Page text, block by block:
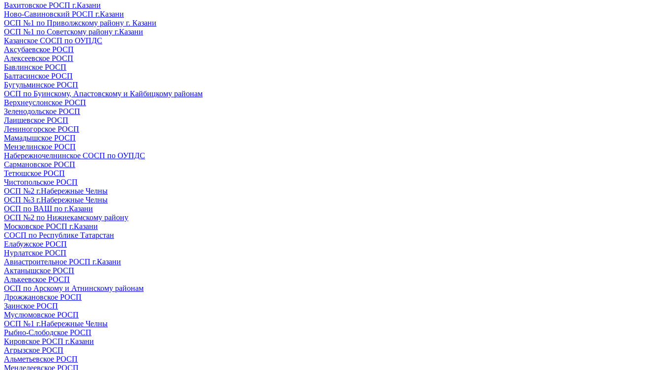
Вахитовское РОСП г.Казани
Ново-Савиновский РОСП г.Казани
ОСП №1 по Приволжскому району г. Казани
ОСП №1 по Советскому району г.Казани
Казанское СОСП по ОУПДС
Аксубаевское РОСП
Алексеевское РОСП
Бавлинское РОСП
Балтасинское РОСП
Бугульминское РОСП
ОСП по Буинскому, Апастовскому и Кайбицкому районам
Верхнеуслонское РОСП
Зеленодольское РОСП
Лаишевское РОСП
Лениногорское РОСП
Мамадышское РОСП
Мензелинское РОСП
Набережночелнинское СОСП по ОУПДС
Сармановское РОСП
Тетюшское РОСП
Чистопольское РОСП
ОСП №2 г.Набережные Челны
ОСП №3 г.Набережные Челны
ОСП по ВАШ по г.Казани
ОСП №2 по Нижнекамскому району
Московское РОСП г.Казани
СОСП по Республике Татарстан
Елабужское РОСП
Нурлатское РОСП
Авиастроительное РОСП г.Казани
Актанышское РОСП
Алькеевское РОСП
ОСП по Арскому и Атнинскому районам
Дрожжановское РОСП
Заинское РОСП
Муслюмовское РОСП
ОСП №1 г.Набережные Челны
Рыбно-Слободское РОСП
Кировское РОСП г.Казани
Агрызское РОСП
Альметьевское РОСП
Менделеевское РОСП